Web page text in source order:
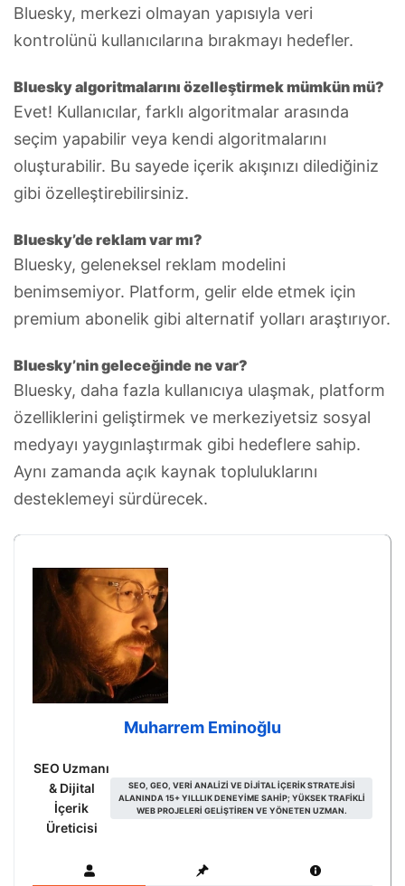
Bluesky, merkezi olmayan yapısıyla veri
kontrolünü kullanıcılarına bırakmayı hedefler.
Bluesky algoritmalarını özelleştirmek mümkün mü?
Evet! Kullanıcılar, farklı algoritmalar arasında
seçim yapabilir veya kendi algoritmalarını
oluşturabilir. Bu sayede içerik akışınızı dilediğiniz
gibi özelleştirebilirsiniz.
Bluesky’de reklam var mı?
Bluesky, geleneksel reklam modelini
benimsemiyor. Platform, gelir elde etmek için
premium abonelik gibi alternatif yolları araştırıyor.
Bluesky’nin geleceğinde ne var?
Bluesky, daha fazla kullanıcıya ulaşmak, platform
özelliklerini geliştirmek ve merkeziyetsiz sosyal
medyayı yaygınlaştırmak gibi hedeflere sahip.
Aynı zamanda açık kaynak topluluklarını
desteklemeyi sürdürecek.
Muharrem Eminoğlu
SEO Uzmanı
& Dijital
İçerik
Üreticisi
SEO, GEO, VERI ANALIZI VE DIJITAL IÇERIK STRATEJISI
ALANINDA 15+ YILLLIK DENEYIME SAHIP; YÜKSEK TRAFIKLI
WEB PROJELERI GELIŞTIREN VE YÖNETEN UZMAN.